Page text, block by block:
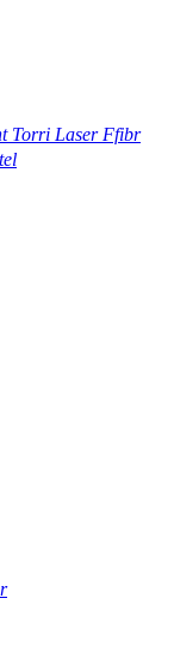
Torri Laser Ffibr